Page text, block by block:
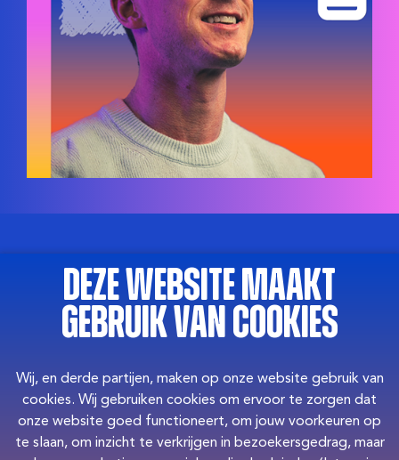
Deze website maakt
gebruik van cookies
Wij, en derde partijen, maken op onze website gebruik van
cookies. Wij gebruiken cookies om ervoor te zorgen dat
onze website goed functioneert, om jouw voorkeuren op
te slaan, om inzicht te verkrijgen in bezoekersgedrag, maar
E-mail*
Telefoon*